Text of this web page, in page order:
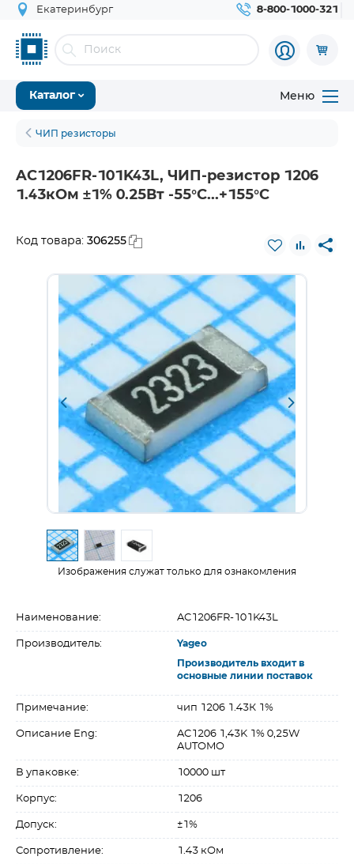
Екатеринбург 8-800-1000-321
Каталог Меню
ЧИП резисторы
AC1206FR-101K43L, ЧИП-резистор 1206
1.43кОм ±1% 0.25Вт -55°С...+155°С
Код товара: 306255
Изображения служат только для ознакомления
Наименование: AC1206FR-101K43L
Производитель: Yageo
Производитель входит в
основные линии поставок
Примечание: чип 1206 1.43К 1%
Описание Eng:
AC1206 1,43K 1% 0,25W
AUTOMO
В упаковке: 10000 шт
Корпус: 1206
Допуск: ±1%
Сопротивление: 1.43 кОм